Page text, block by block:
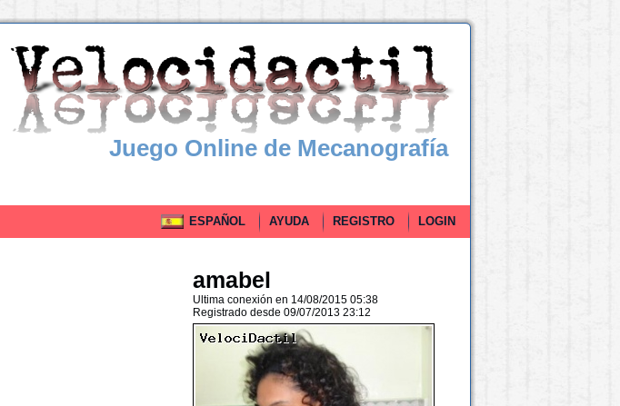
Juego Online de Mecanografía
ESPAÑOL AYUDA REGISTRO LOGIN
amabel
Ultima conexión en 14/08/2015 05:38
Registrado desde 09/07/2013 23:12